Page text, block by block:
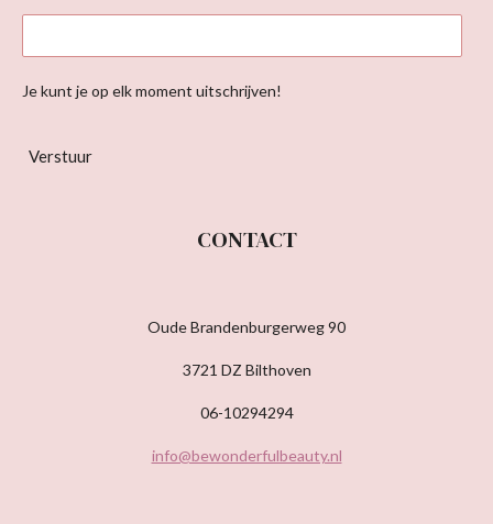
Je kunt je op elk moment uitschrijven!
Verstuur
CONTACT
Oude Brandenburgerweg 90
3721 DZ Bilthoven
06-10294294
info@bewonderfulbeauty.nl